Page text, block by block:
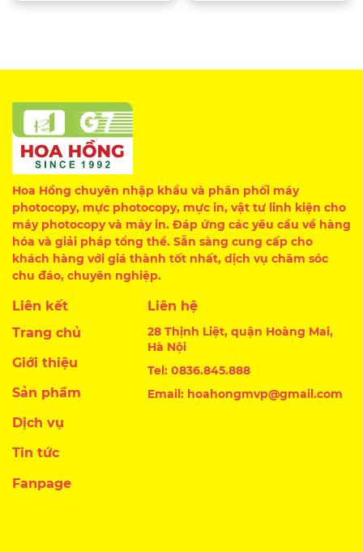
Hoa Hồng chuyên nhập khẩu và phân phối máy
photocopy, mực photocopy, mực in, vật tư linh kiện cho
máy photocopy và máy in. Đáp ứng các yêu cầu về hàng
hóa và giải pháp tổng thể. Sẵn sàng cung cấp cho
khách hàng với giá thành tốt nhất, dịch vụ chăm sóc
chu đáo, chuyên nghiệp.
Liên kết
Trang chủ
Giới thiệu
Sản phẩm
Dịch vụ
Tin tức
Liên hệ
28 Thịnh Liệt, quận Hoàng Mai,
Hà Nội
Tel: 0836.845.888
Email: hoahongmvp@gmail.com
Fanpage